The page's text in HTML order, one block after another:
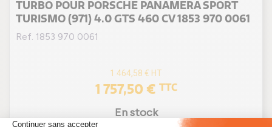
TURBO POUR PORSCHE PANAMERA SPORT
TURISMO (971) 4.0 GTS 460 CV 1853 970 0061
Ref. 1853 970 0061
1 464,58 € HT
1 757,50 € TTC
En stock